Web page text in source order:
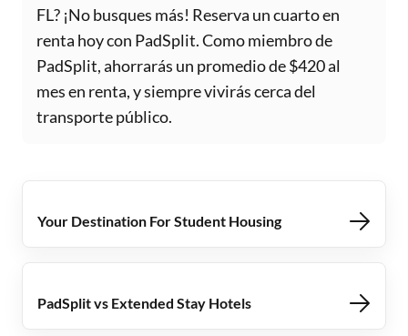
FL? ¡No busques más! Reserva un cuarto en
renta hoy con PadSplit. Como miembro de
PadSplit, ahorrarás un promedio de $420 al
mes en renta, y siempre vivirás cerca del
transporte público.
Your Destination For Student Housing
PadSplit vs Extended Stay Hotels